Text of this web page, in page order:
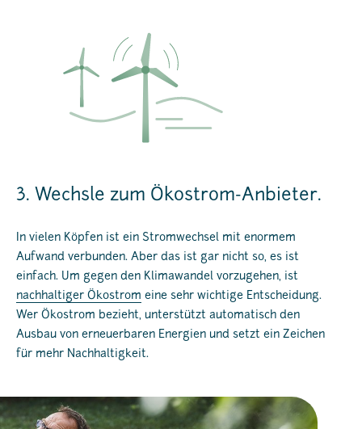
3. Wechsle zum Ökostrom-Anbieter.
In vielen Köpfen ist ein Stromwechsel mit enormem
Aufwand verbunden. Aber das ist gar nicht so, es ist
einfach. Um gegen den Klimawandel vorzugehen, ist
nachhaltiger Ökostrom eine sehr wichtige Entscheidung.
Wer Ökostrom bezieht, unterstützt automatisch den
Ausbau von erneuerbaren Energien und setzt ein Zeichen
für mehr Nachhaltigkeit.